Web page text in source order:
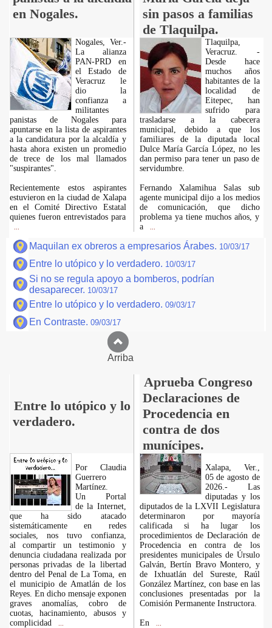
en Nogales.
sin pasos a familias
de Tlaquilpa.
Nogales, Ver.-
La alianza
PAN-PRD en
el Estado de
Veracruz le
dio la
confianza a
militantes
panistas de Nogales para
apuntarse en la lista de aspirantes
a la candidatura por la alcaldía y
hasta ahora existen un promedio
de trece de los mal llamados
"suspirantes".
Recientemente estos aspirantes
estuvieron en la ciudad de Xalapa
en el Comité Directivo Estatal
quienes fueron entrevistados para
Tlaquilpa,
Veracruz. -
Desde hace
muchos años
habitantes de la
localidad de
Eitepec, han
sufrido para
trasladarse a la cabecera
municipal, debido a que los
familiares de la diputada local
Dulce María García López, no les
dan permiso para tener un paso de
servidumbre.
Fernando Xalamihua Salas sub
agente municipal dijo a los medios
de comunicación, que dicho
problema ya tiene muchos años, y
a
Maquilan ex obreros a empresarios Árabes. 10/03/17
Entre lo utópico y lo verdadero. 10/03/17
Si no se regula apoyo a bomberos, podrían
desaparecer. 10/03/17
Entre lo utópico y lo verdadero. 09/03/17
En Contraste. 09/03/17
Arriba
Entre lo utópico y lo
verdadero.
Aprueba Congreso
Declaraciones de
Procedencia en
contra de dos
munícipes.
Por Claudia
Guerrero
Martínez.
​Un Portal
de la Internet,
que ha sido atacado
sistemáticamente en redes
sociales, nos tuvo confianza,
al compartir un testimonio y
denuncia ciudadana realizada por
personas privadas de la libertad
dentro del Penal de La Toma, en
el municipio de Amatlán de los
Reyes. En dicho mensaje exponen
graves anomalías, cobro de
cuotas, hacinamiento, abusos y
complicidad
Xalapa, Ver.,
05 de agosto de
2026.- Las
diputadas y los
diputados de la LXVII Legislatura
determinaron por mayoría
calificada si ha lugar los
procedimientos de Declaración de
Procedencia en contra de los
presidentes municipales de Úrsulo
Galván, Bertín Bravo Montero, y
de Ixhuatlán del Sureste, Raúl
González Martínez, con base en las
conclusiones presentadas por la
Comisión Permanente Instructora.
En